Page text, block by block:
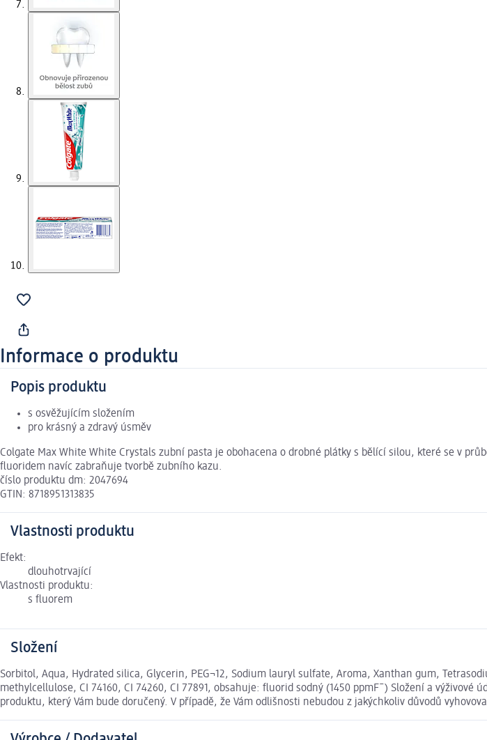
Informace o produktu
Popis produktu
s osvěžujícím složením
pro krásný a zdravý úsměv
Colgate Max White White Crystals zubní pasta je obohacena o drobné plátky s bělící silou, které se v
fluoridem navíc zabraňuje tvorbě zubního kazu.
číslo produktu dm: 2047694
GTIN: 8718951313835
Vlastnosti produktu
Efekt:
dlouhotrvající
Vlastnosti produktu:
s fluorem
Složení
Sorbitol, Aqua, Hydrated silica, Glycerin, PEG¬12, Sodium lauryl sulfate, Aroma, Xanthan gum,
methylcellulose, CI 74160, CI 74260, CI 77891, obsahuje: fluorid sodný (1450 ppmF¯) Složení a
produktu, který Vám bude doručený. V případě, že Vám odlišnosti nebudou z jakýchkoliv důvodů